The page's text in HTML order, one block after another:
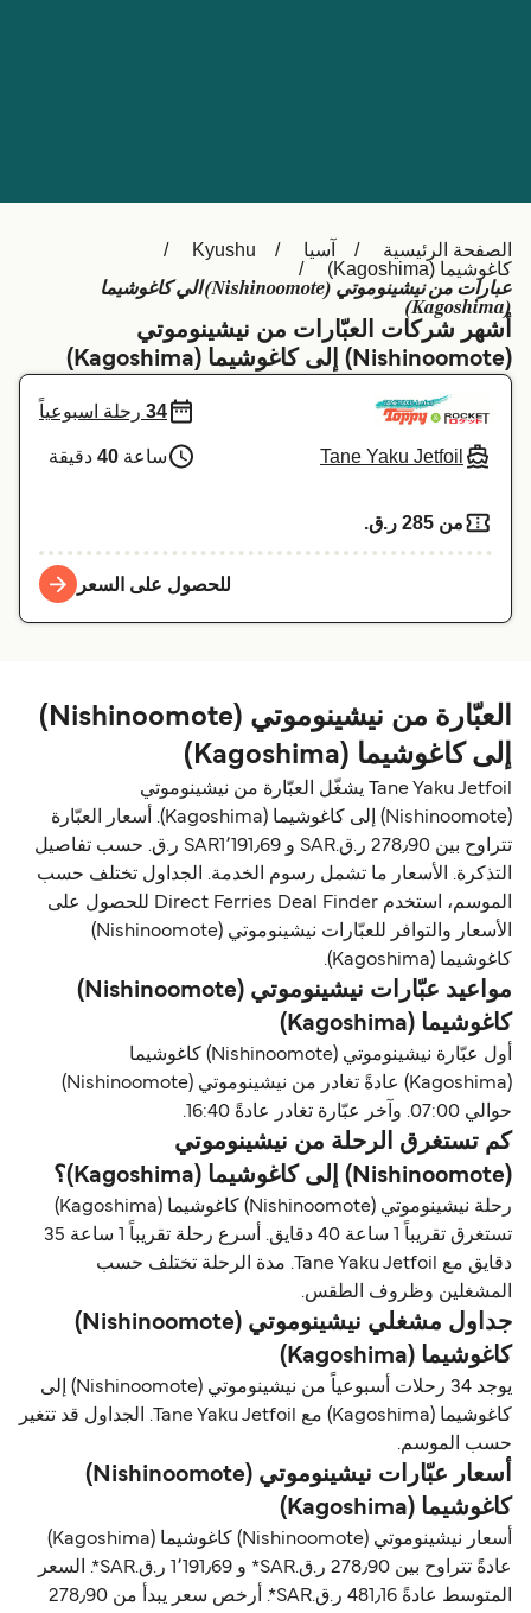
België (NL)
Ελλάδα
Belgique (FR)
Polska
Deutschland
Schweiz (DE)
Norge
Україна
Indonesia
الصفحة الرئيسية آسيا
Kyushu
كاغوشيما (Kagoshima)
عبارات من نيشينوموتي (Nishinoomote) الي كاغوشيما
(Kagoshima)
أشهر شركات العبّارات من نيشينوموتي
(Nishinoomote) إلى كاغوشيما (Kagoshima)
Tane Yaku Jetfoil
34 رحلة اسبوعياً
ساعة 40 دقيقة
من 285 ر.ق.‏
للحصول على السعر
العبّارة من نيشينوموتي (Nishinoomote)
إلى كاغوشيما (Kagoshima)
Tane Yaku Jetfoil يشغّل العبّارة من نيشينوموتي
(Nishinoomote) إلى كاغوشيما (Kagoshima). أسعار العبّارة
تتراوح بين 278٫90 ر.ق.‏SAR و SAR1٬191٫69 ر.ق.‏ حسب تفاصيل
التذكرة. الأسعار ما تشمل رسوم الخدمة. الجداول تختلف حسب
الموسم، استخدم Direct Ferries Deal Finder للحصول على
الأسعار والتوافر للعبّارات نيشينوموتي (Nishinoomote)
كاغوشيما (Kagoshima).
مواعيد عبّارات نيشينوموتي (Nishinoomote)
كاغوشيما (Kagoshima)
أول عبّارة نيشينوموتي (Nishinoomote) كاغوشيما
(Kagoshima) عادةً تغادر من نيشينوموتي (Nishinoomote)
حوالي 07:00. وآخر عبّارة تغادر عادةً 16:40.
كم تستغرق الرحلة من نيشينوموتي
(Nishinoomote) إلى كاغوشيما (Kagoshima)؟
رحلة نيشينوموتي (Nishinoomote) كاغوشيما (Kagoshima)
تستغرق تقريباً 1 ساعة 40 دقايق. أسرع رحلة تقريباً 1 ساعة 35
دقايق مع Tane Yaku Jetfoil. مدة الرحلة تختلف حسب
المشغلين وظروف الطقس.
جداول مشغلي نيشينوموتي (Nishinoomote)
كاغوشيما (Kagoshima)
يوجد 34 رحلات أسبوعياً من نيشينوموتي (Nishinoomote) إلى
كاغوشيما (Kagoshima) مع Tane Yaku Jetfoil. الجداول قد تتغير
حسب الموسم.
أسعار عبّارات نيشينوموتي (Nishinoomote)
كاغوشيما (Kagoshima)
أسعار نيشينوموتي (Nishinoomote) كاغوشيما (Kagoshima)
عادةً تتراوح بين 278٫90 ر.ق.‏SAR* و 1٬191٫69 ر.ق.‏SAR*. السعر
المتوسط عادةً 481٫16 ر.ق.‏SAR*. أرخص سعر يبدأ من 278٫90